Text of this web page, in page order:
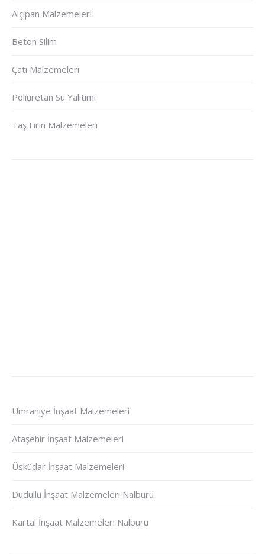
Alçıpan Malzemeleri
Beton Silim
Çatı Malzemeleri
Poliüretan Su Yalıtımı
Taş Fırın Malzemeleri
Ümraniye İnşaat Malzemeleri
Ataşehir İnşaat Malzemeleri
Üsküdar İnşaat Malzemeleri
Dudullu İnşaat Malzemeleri Nalburu
Kartal İnşaat Malzemeleri Nalburu